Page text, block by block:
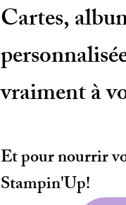
Cartes,
vraiment à
Et pour nourrir
Stampin'Up!